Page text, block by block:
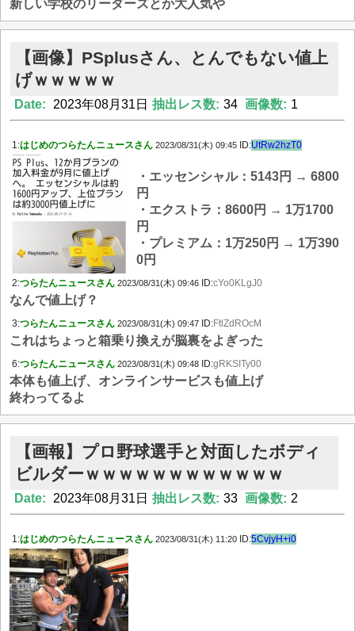
新しい学校のリーダーズとか大人気や
【画像】PSplusさん、とんでもない値上
げｗｗｗｗｗ
Date: 2023年08月31日 抽出レス数: 34 画像数: 1
1:はじめのつらたんニュースさん 2023/08/31(木) 09:45 ID:UtRw2hzT0
・エッセンシャル：5143円 → 6800
円
・エクストラ：8600円 → 1万1700
円
・プレミアム：1万250円 → 1万390
0円
2:つらたんニュースさん 2023/08/31(木) 09:46 ID:cYo0KLgJ0
なんで値上げ？
3:つらたんニュースさん 2023/08/31(木) 09:47 ID:FtlZdROcM
これはちょっと箱乗り換えが脳裏をよぎった
6:つらたんニュースさん 2023/08/31(木) 09:48 ID:gRKSITy00
本体も値上げ、オンラインサービスも値上げ
終わってるよ
【画報】プロ野球選手と対面したボディ
ビルダーｗｗｗｗｗｗｗｗｗｗｗｗ
Date: 2023年08月31日 抽出レス数: 33 画像数: 2
1:はじめのつらたんニュースさん 2023/08/31(木) 11:20 ID:5CvjyH+i0